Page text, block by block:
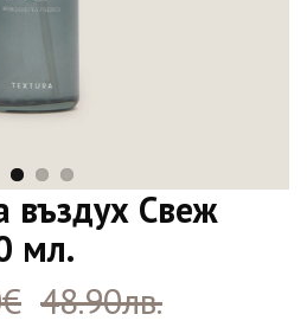
въздух Свеж
мл.
48.90лв.